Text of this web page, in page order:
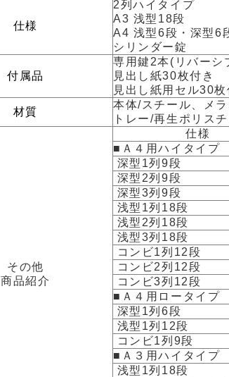
仕様
2列ハイタイプ
A3 浅型18段
A4 浅型6段・深型6
シリンダー錠
付属品
専用鍵2本(リバーシ
見出し紙30枚付き
見出し紙用セル30枚
材質
本体/スチール、メ
トレー/再生ポリス
その他
商品紹介
仕様
■Ａ４用ハイタイ
深型1列9段
深型2列9段
深型3列9段
浅型1列18段
浅型2列18段
浅型3列18段
コンビ1列12段
コンビ2列12段
コンビ3列12段
■Ａ４用ロータイ
深型1列6段
浅型1列12段
コンビ1列9段
■Ａ３用ハイタイ
浅型1列18段